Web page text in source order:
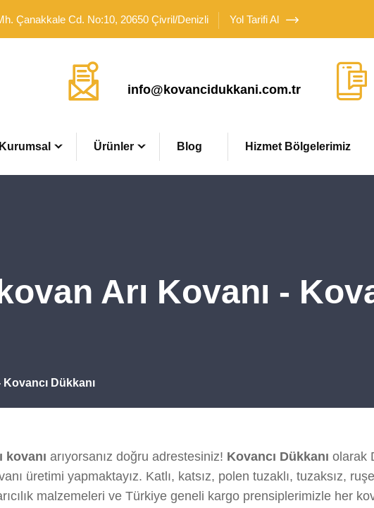
Çanakkale Cd. No:10, 20650 Çivril/Denizli Yol Tarifi Al
info@kovancidukkani.com.tr
Kurumsal Ürünler Blog Hizmet Bölgelerimiz
Arı Kovanı -
Dükkanı
kovanı arıyorsanız doğru adrestesiniz! Kovancı Dükkanı olarak
üretimi yapmaktayız. Katlı, katsız, polen tuzaklı, tuzaksız,
malzemeleri ve Türkiye geneli kargo prensiplerimizle her